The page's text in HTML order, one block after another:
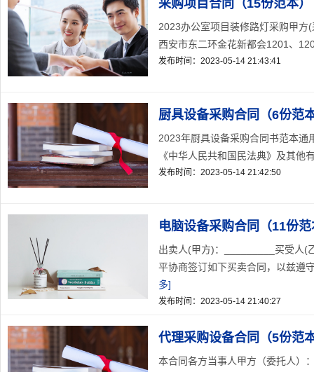
采购项目合同（15份范本）
2023办公室项目装修路灯采购甲
西安市东二环金花新都会1201、
发布时间：2023-05-14 21:43:41
厨具设备采购合同（6份范
2023年厨具设备采购合同书范本
《中华人民共和国民法典》及其他
发布时间：2023-05-14 21:42:50
电脑设备采购合同（11份
出卖人(甲方)：_________买受人(
平协商签订如下买卖合同，以兹遵
多]
发布时间：2023-05-14 21:40:27
代理采购设备合同（5份范
本合同各方当事人甲方（委托人）